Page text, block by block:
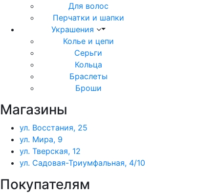
Для волос
Перчатки и шапки
Украшения
Колье и цепи
Серьги
Кольца
Браслеты
Броши
Магазины
ул. Восстания, 25
ул. Мира, 9
ул. Тверская, 12
ул. Садовая-Триумфальная, 4/10
Покупателям